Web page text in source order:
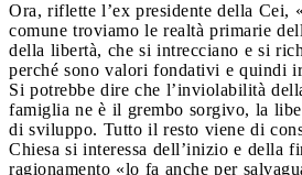
Ora, riflette l’ex presidente della Cei,
comune troviamo le realtà primarie
della libertà, che si intrecciano e si
perché sono valori fondativi e quindi
Si potrebbe dire che l’inviolabilità
famiglia ne è il grembo sorgivo, la
di sviluppo. Tutto il resto viene di
Chiesa si interessa dell’inizio e della
ragionamento «lo fa anche per